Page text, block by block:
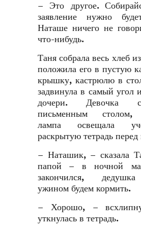
– Это другое.
заявление нужно
Наташе ничего не
что-нибудь.
Таня собрала весь хлеб
положила его в пустую
крышку, кастрюлю в
задвинула в самый угол
дочери. Девочка
письменным столом,
лампа освещала
раскрытую тетрадь перед
– Наташик, – сказала
папой – в ночной
закончился,
ужином будем кормить.
– Хорошо, –
уткнулась в тетрадь.